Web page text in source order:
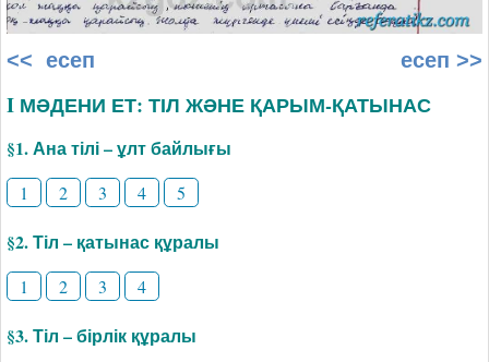
<< есеп есеп >>
I МӘДЕНИ ЕТ: ТІЛ ЖӘНЕ ҚАРЫМ-ҚАТЫНАС
§1. Ана тілі – ұлт байлығы
1 2 3 4 5
§2. Тіл – қатынас құралы
1 2 3 4
§3. Тіл – бірлік құралы